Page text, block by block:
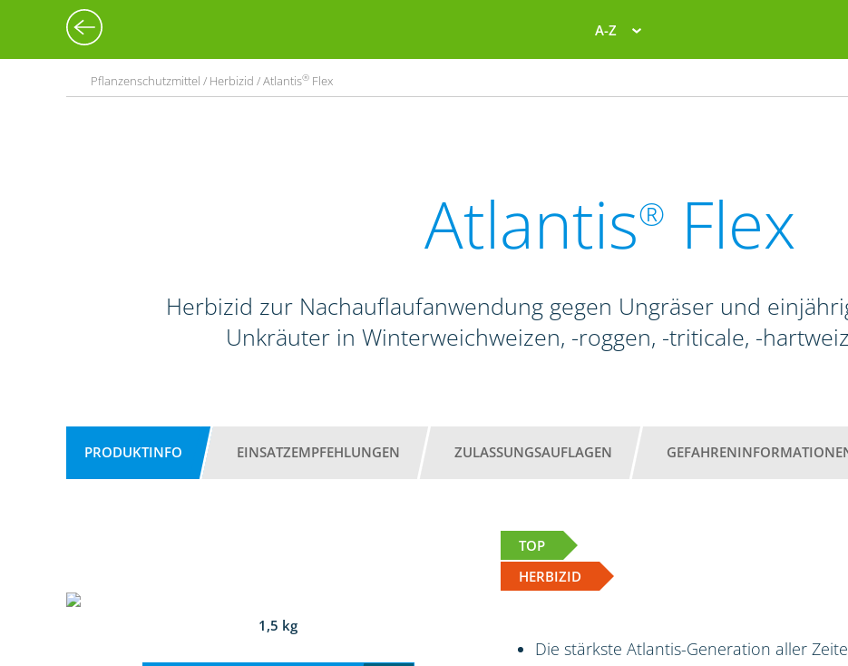
A-Z
Pflanzenschutzmittel / Herbizid / Atlantis® Flex
Atlantis® Flex
Herbizid zur Nachauflaufanwendung gegen Ungräser und
Unkräuter in Winterweichweizen, -roggen, -triticale, -
PRODUKTINFO EINSATZEMPFEHLUNGEN ZULASSUNGSAUFLAGEN
TOP
HERBIZID
1,5 kg
Die stärkste Atlantis-Generation aller